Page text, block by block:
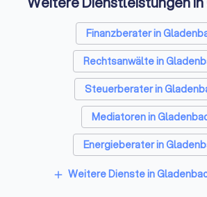
zusammen. Seitdem ist der GIH
ist dabei immer gleich geblieben:
Die GIH-Energieexperten
beraten neutral,
gewerkeübergreifend und
Finanzberater in
Rechtsanwälte in
Steuerberater in
Mediatoren in
Energieberater in
add Weitere Dienste in